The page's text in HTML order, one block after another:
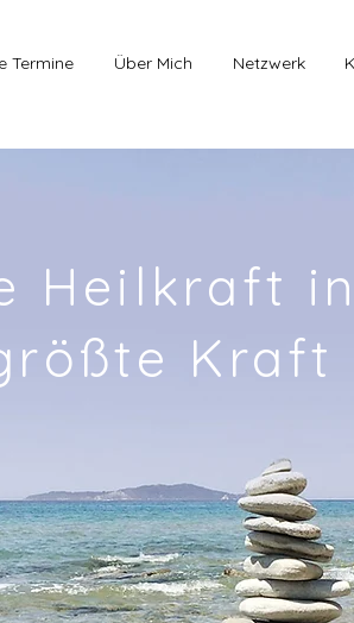
Termine Über Mich Netzwerk
Heilkraft
Kraft